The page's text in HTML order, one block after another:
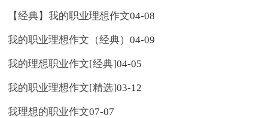
【经典】我的职业理想作文04-08
我的职业理想作文（经典）04-09
我的理想职业作文[经典]04-05
我的职业理想作文[精选]03-12
我理想的职业作文07-07